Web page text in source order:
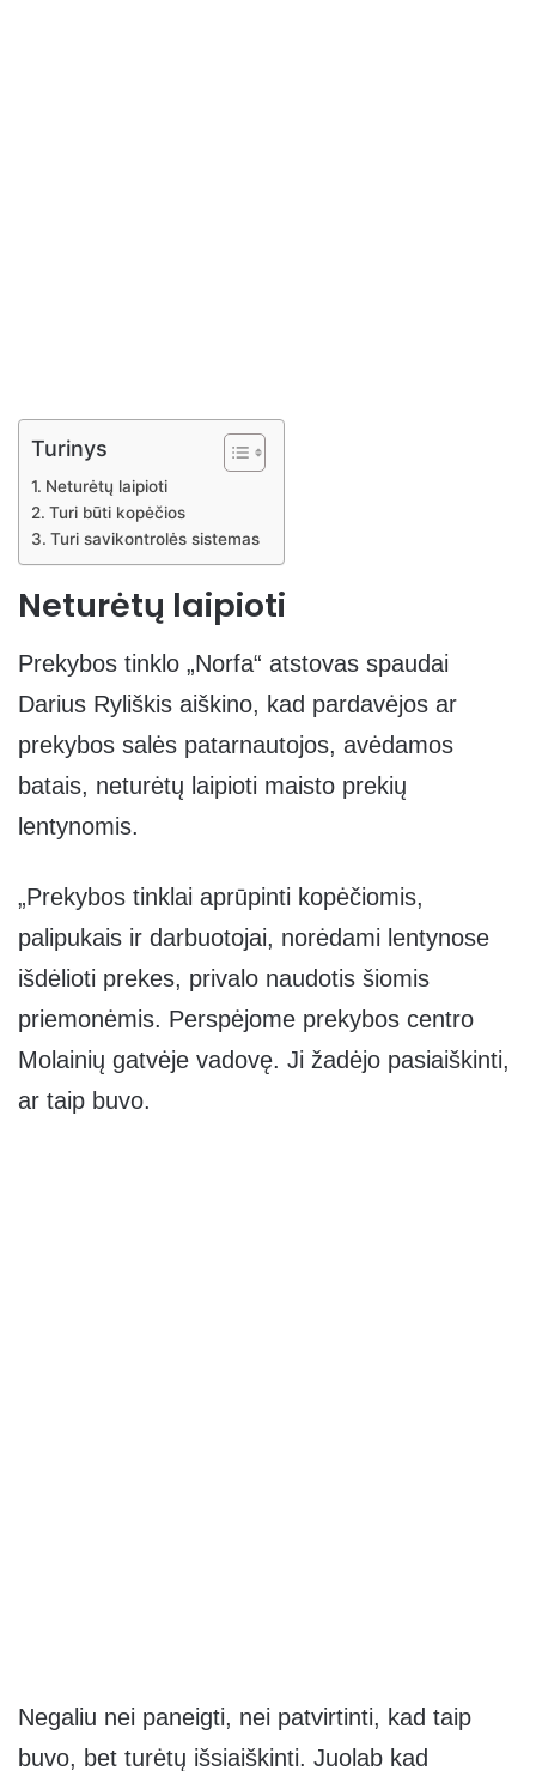
Turinys
Neturėtų laipioti
Turi būti kopėčios
Turi savikontrolės sistemas
Neturėtų laipioti
Prekybos tinklo „Norfa“ atstovas spaudai
Darius Ryliškis aiškino, kad pardavėjos ar
prekybos salės patarnautojos, avėdamos
batais, neturėtų laipioti maisto prekių
lentynomis.
„Prekybos tinklai aprūpinti kopėčiomis,
palipukais ir darbuotojai, norėdami lentynose
išdėlioti prekes, privalo naudotis šiomis
priemonėmis. Perspėjome prekybos centro
Molainių gatvėje vadovę. Ji žadėjo pasiaiškinti,
ar taip buvo.
Negaliu nei paneigti, nei patvirtinti, kad taip
buvo, bet turėtų išsiaiškinti. Juolab kad